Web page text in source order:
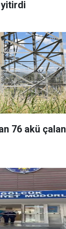
yitirdi
76 akü çalan